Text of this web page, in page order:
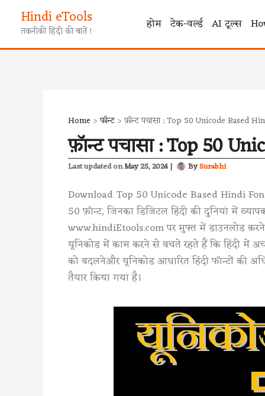
Hindi eTools
तकनीकी हिंदी की बातें ! होम टेक-वर्ल्ड AI टूल्स
Home फॉन्ट फ़ॉन्ट पचासा : Top 50 Unicode Based
फ़ॉन्ट पचासा : Top 50
May 25, 2024| BySurabhi
Download Top 50 Unicode Based Hindi
50 फ़ॉन्ट, जिनका डिजिटल हिंदी की दुनियां में
www.hindiEtools.com पर मुफ्त में डाउनलोड
यूनिकोड में काम करने से बचते रहते हैं कि हिंदी में
को बदलनेऔर यूनिकोड आधारित हिंदी फॉन्टों की
तैयार किया गया है।